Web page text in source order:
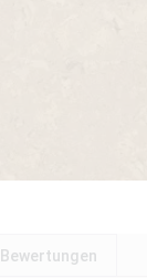
Bewertungen